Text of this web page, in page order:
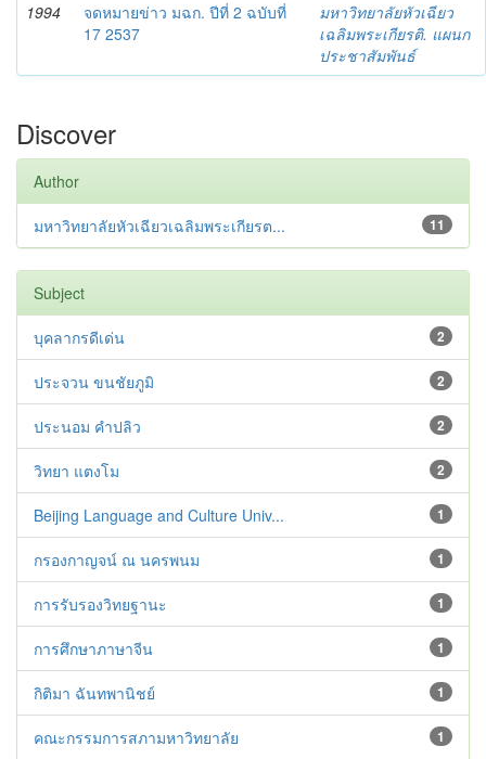
1994
จดหมายข่าว มฉก. ปีที่ 2 ฉบับที่
17 2537
มหาวิทยาลัยหัวเฉียว
เฉลิมพระเกียรติ. แผนก
ประชาสัมพันธ์
Discover
Author
11
มหาวิทยาลัยหัวเฉียวเฉลิมพระเกียรต...
Subject
2
บุคลากรดีเด่น
2
ประจวน ขนชัยภูมิ
2
ประนอม คำปลิว
2
วิทยา แตงโม
1
Beijing Language and Culture Univ...
1
กรองกาญจน์ ณ นครพนม
1
การรับรองวิทยฐานะ
1
การศึกษาภาษาจีน
1
กิติมา ฉันทพานิชย์
1
คณะกรรมการสภามหาวิทยาลัย